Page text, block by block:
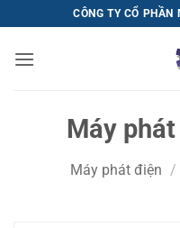
qua
nội
CÔNG TY CỔ
Máy
Máy phát điện /